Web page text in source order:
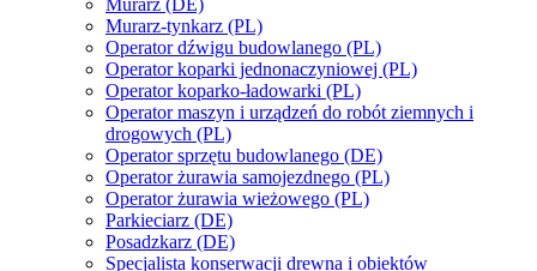
Murarz (DE)
Murarz-tynkarz (PL)
Operator dźwigu budowlanego (PL)
Operator koparki jednonaczyniowej (PL)
Operator koparko-ładowarki (PL)
Operator maszyn i urządzeń do robót ziemnych i
drogowych (PL)
Operator sprzętu budowlanego (DE)
Operator żurawia samojezdnego (PL)
Operator żurawia wieżowego (PL)
Parkieciarz (DE)
Posadzkarz (DE)
Specjalista konserwacji drewna i obiektów